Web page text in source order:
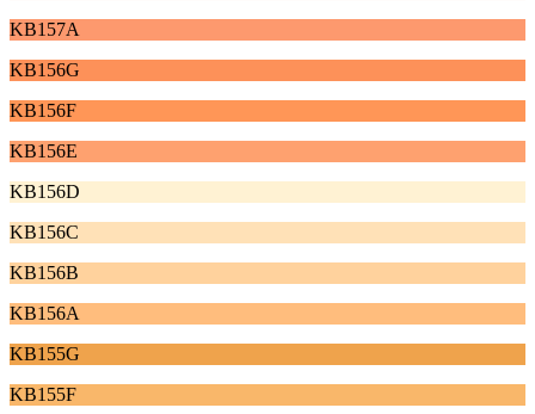
KB157A
KB156G
KB156F
KB156E
KB156D
KB156C
KB156B
KB156A
KB155G
KB155F